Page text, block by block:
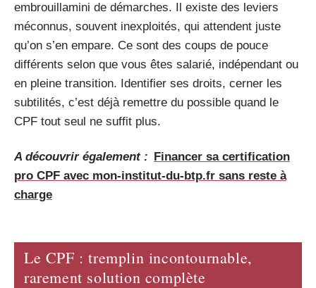
embrouillamini de démarches. Il existe des leviers
méconnus, souvent inexploités, qui attendent juste
qu’on s’en empare. Ce sont des coups de pouce
différents selon que vous êtes salarié, indépendant ou
en pleine transition. Identifier ses droits, cerner les
subtilités, c’est déjà remettre du possible quand le
CPF tout seul ne suffit plus.
A découvrir également : Financer sa certification
pro CPF avec mon-institut-du-btp.fr sans reste à
charge
Le CPF : tremplin incontournable,
rarement solution complète